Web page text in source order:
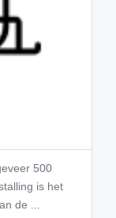
500
is het
de ...